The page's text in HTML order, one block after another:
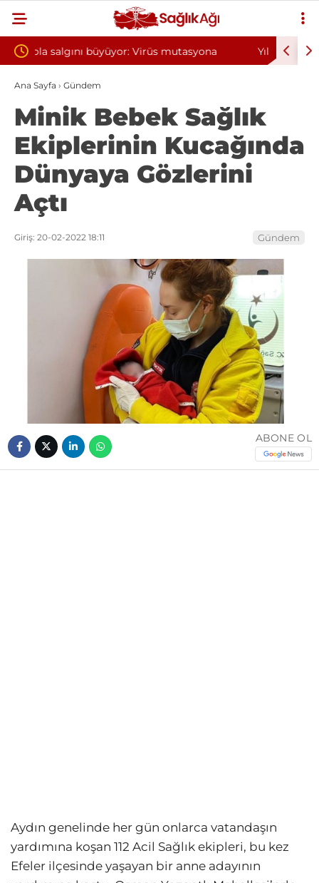
Yılın ilk 6 ayında 10 bini aşkın hasta hiperbarik
oksijen tedavisinden yararlandı
Ana Sayfa › Gündem
Minik Bebek Sağlık
Ekiplerinin Kucağında
Dünyaya Gözlerini
Açtı
Giriş: 20-02-2022 18:11 Gündem
ABONE OL
Aydın genelinde her gün onlarca vatandaşın
yardımına koşan 112 Acil Sağlık ekipleri, bu kez
Efeler ilçesinde yaşayan bir anne adayının